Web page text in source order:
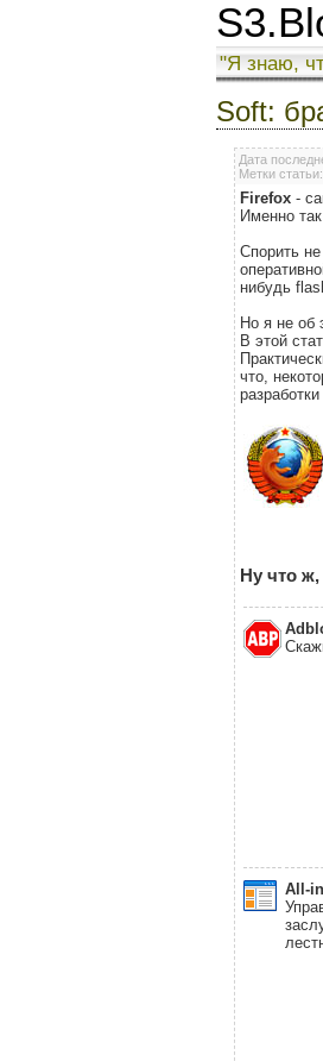
"Я знаю,
Soft:
Дата
Метки статьи:
Firefox-
Именно
Спорить
нибудь
Но я не об
В этой
что,
Ну что
All-